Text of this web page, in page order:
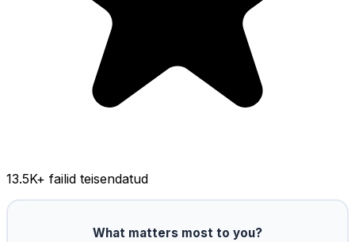
13.5K+ failid teisendatud
What matters most to you?